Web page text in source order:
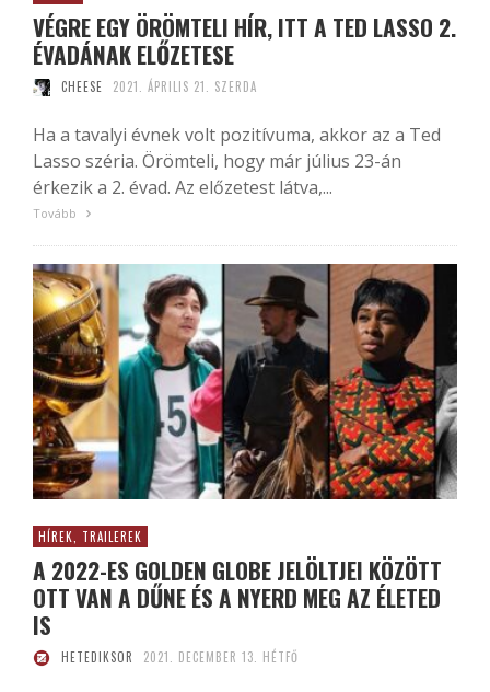
VÉGRE EGY ÖRÖMTELI HÍR, ITT A TED LASSO 2.
ÉVADÁNAK ELŐZETESE
CHEESE 2021. ÁPRILIS 21. SZERDA
Ha a tavalyi évnek volt pozitívuma, akkor az a Ted
Lasso széria. Örömteli, hogy már július 23-án
érkezik a 2. évad. Az előzetest látva,...
Tovább
HÍREK, TRAILEREK
A 2022-ES GOLDEN GLOBE JELÖLTJEI KÖZÖTT
OTT VAN A DŰNE ÉS A NYERD MEG AZ ÉLETED
IS
HETEDIKSOR 2021. DECEMBER 13. HÉTFŐ